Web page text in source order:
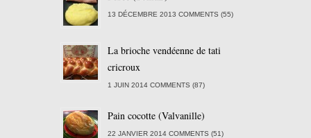
13 DÉCEMBRE 2013 COMMENTS (55)
La brioche vendéenne de tati
cricroux
1 JUIN 2014 COMMENTS (87)
Pain cocotte (Valvanille)
22 JANVIER 2014 COMMENTS (51)